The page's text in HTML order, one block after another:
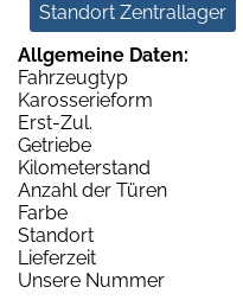
Standort Zentrallager
Allgemeine Daten:
Fahrzeugtyp
Karosserieform
Erst-Zul.
Getriebe
Kilometerstand
Anzahl der Türen
Farbe
Standort
Lieferzeit
Unsere Nummer